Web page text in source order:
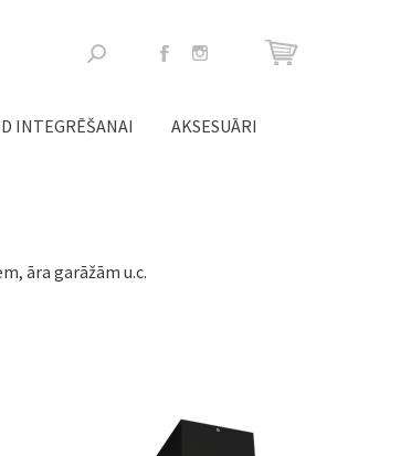
Meklēšanas
INTEGRĒŠANAI AKSESUĀRI
āra garāžām u.c.